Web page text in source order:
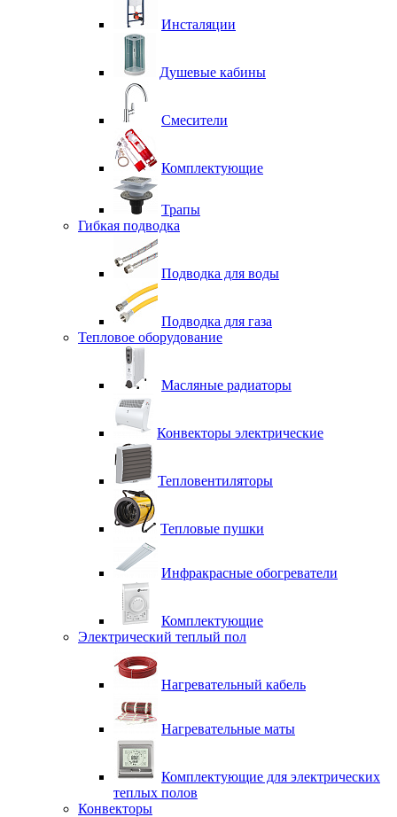
Инсталяции
Душевые кабины
Смесители
Комплектующие
Трапы
Гибкая подводка
Подводка для воды
Подводка для газа
Тепловое оборудование
Масляные радиаторы
Конвекторы электрические
Тепловентиляторы
Тепловые пушки
Инфракрасные обогреватели
Комплектующие
Электрический теплый пол
Нагревательный кабель
Нагревательные маты
Комплектующие для электрических
теплых полов
Конвекторы